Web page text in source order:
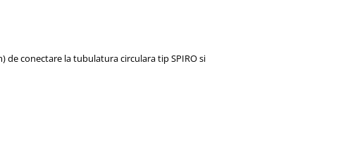
conectare la tubulatura circulara tip SPIRO si